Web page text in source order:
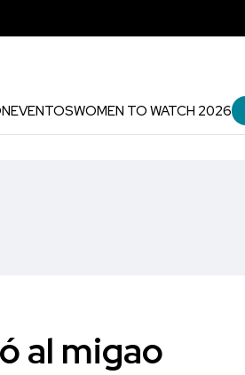
EVENTOSWOMEN TO WATCH 2026
al migao